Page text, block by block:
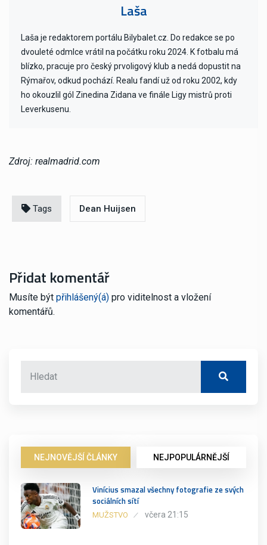
Laša
Laša je redaktorem portálu Bilybalet.cz. Do redakce se po
dvouleté odmlce vrátil na počátku roku 2024. K fotbalu má
blízko, pracuje pro český prvoligový klub a nedá dopustit na
Rýmařov, odkud pochází. Realu fandí už od roku 2002, kdy
ho okouzlil gól Zinedina Zidana ve finále Ligy mistrů proti
Leverkusenu.
Zdroj: realmadrid.com
Tags Dean Huijsen
Přidat komentář
Musíte být přihlášený(á) pro viditelnost a vložení
komentářů.
NEJNOVĚJŠÍ ČLÁNKY NEJPOPULÁRNĚJŠÍ
Vinícius smazal všechny fotografie ze svých
sociálních sítí
MUŽSTVO včera 21:15